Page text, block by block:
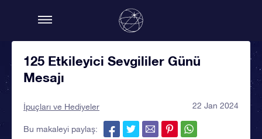
125 Etkileyici Sevgililer Günü
Mesajı
İpuçları ve Hediyeler 22 Jan 2024
Bu makaleyi paylaş: